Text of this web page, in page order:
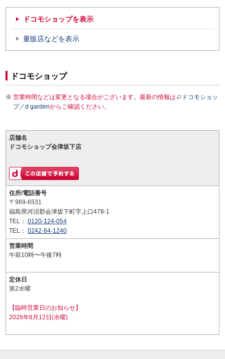
ドコモショップを表示
量販店などを表示
ドコモショップ
営業時間などは変更となる場合がございます。最新の情報は
ドコモショッ
プ／d gardenからご確認ください。
店舗名
ドコモショップ会津坂下店
住所/電話番号
〒969-6531
福島県河沼郡会津坂下町字上口478-1
TEL： 0120-124-054
TEL： 0242-84-1240
営業時間
午前10時〜午後7時
定休日
第2水曜
【臨時営業日のお知らせ】
2026年8月12日(水曜)